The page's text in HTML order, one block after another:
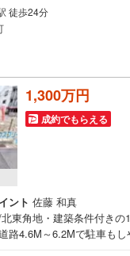
徒歩24分
1,300万円
成約でもらえる
ント 佐藤 和真
東角地・建築条件付きの
路4.6M～6.2Mで駐車も